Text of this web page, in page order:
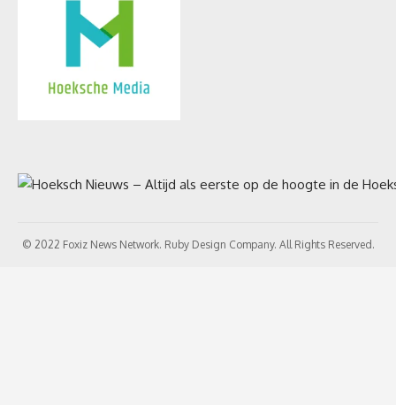
© 2022 Foxiz News Network. Ruby Design Company. All Rights Reserved.